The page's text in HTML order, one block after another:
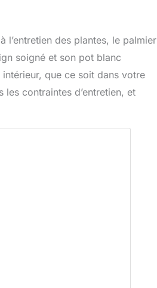
l’entretien des plantes, le palmier
soigné et son pot blanc
que ce soit dans votre
contraintes d’entretien, et